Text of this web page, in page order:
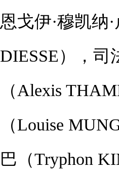
恩戈伊·穆凯纳
DIESSE），司
（Alexis
（Louise
巴（Tryphon